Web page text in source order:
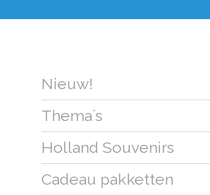
Nieuw!
Thema`s
Holland Souvenirs
Cadeau pakketten